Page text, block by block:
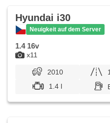
x11
Hyundai i30
Neuigkeit auf dem Server
1.4 16v
2010
1.4 l